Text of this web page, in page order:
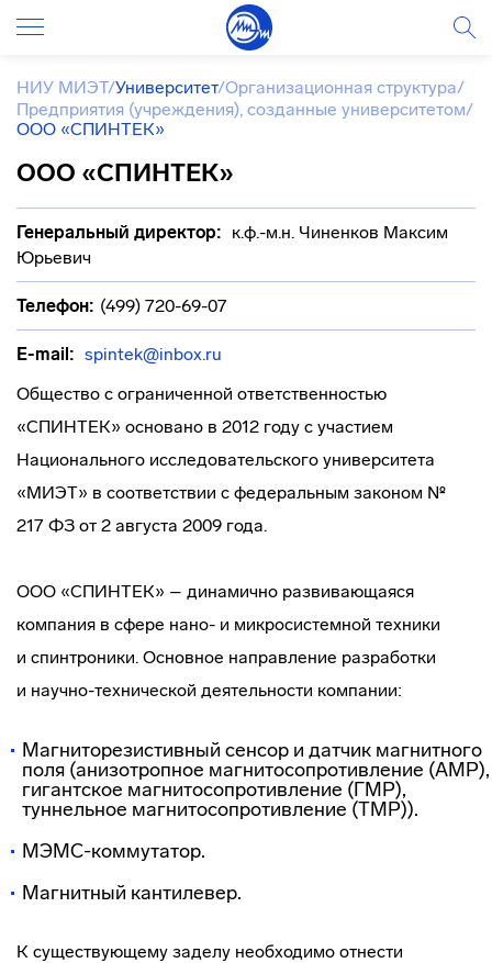
НИУ МИЭТ/Университет/Организационная структура/
Предприятия (учреждения), созданные университетом/
ООО «СПИНТЕК»
ООО «СПИНТЕК»
Генеральный директор: к.ф.-м.н. Чиненков Максим
Юрьевич
Телефон: (499) 720-69-07
E-mail: spintek@inbox.ru
Общество с ограниченной ответственностью
«СПИНТЕК» основано в 2012 году с участием
Национального исследовательского университета
«МИЭТ» в соответствии с федеральным законом №
217 ФЗ от 2 августа 2009 года.
ООО «СПИНТЕК» – динамично развивающаяся
компания в сфере нано- и микросистемной техники
и спинтроники. Основное направление разработки
и научно-технической деятельности компании:
Магниторезистивный сенсор и датчик магнитного
поля (анизотропное магнитосопротивление (АМР),
гигантское магнитосопротивление (ГМР),
туннельное магнитосопротивление (ТМР)).
МЭМС-коммутатор.
Магнитный кантилевер.
К существующему заделу необходимо отнести